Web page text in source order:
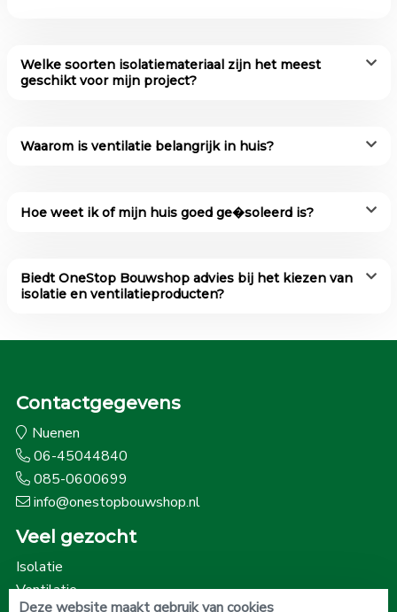
Welke soorten isolatiemateriaal zijn het meest
geschikt voor mijn project?
Waarom is ventilatie belangrijk in huis?
Hoe weet ik of mijn huis goed ge�soleerd is?
Biedt OneStop Bouwshop advies bij het kiezen van
isolatie en ventilatieproducten?
Contactgegevens
Nuenen
06-45044840
085-0600699
info@onestopbouwshop.nl
Veel gezocht
Isolatie
Ventilatie
Deze website maakt gebruik van cookies